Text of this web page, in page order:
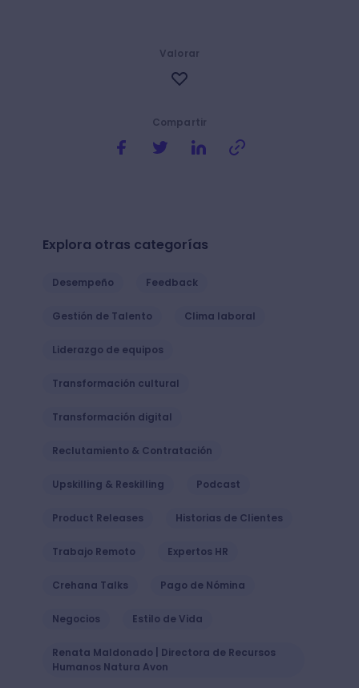
Compartir
Valorar
Explora otras categorías
Desempeño Feedback
Gestión de Talento Clima laboral
Liderazgo de equipos
Transformación cultural
Transformación digital
Reclutamiento & Contratación
Upskilling & Reskilling Podcast
Product Releases Historias de Clientes
Trabajo Remoto Expertos HR
Crehana Talks Pago de Nómina
Negocios Estilo de Vida
Renata Maldonado | Directora de Recursos
Humanos Natura Avon